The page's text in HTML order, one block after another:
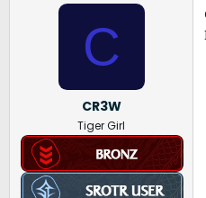
C
CR3W
Tiger Girl